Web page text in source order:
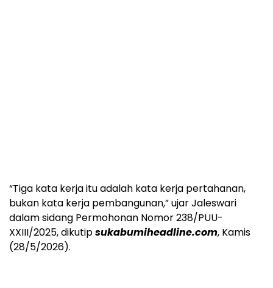
“Tiga kata kerja itu adalah kata kerja pertahanan,
bukan kata kerja pembangunan,” ujar Jaleswari
dalam sidang Permohonan Nomor 238/PUU-
XXIII/2025, dikutipsukabumiheadline.com, Kamis
(28/5/2026).